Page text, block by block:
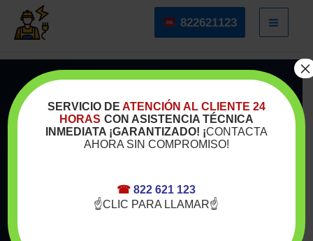
822621123
ELECTRICISTAS EN TACORONTE
Electricistas en Tacoronte—
Servicio 24 Horas
Electricistas profesionales y técnicos de
electrodomésticos a domicilio en todo el
municipio de Tacoronte: casco urbano,
SERVICIO DE ATENCIÓN AL CLIENTE 24
HORAS CON ASISTENCIA TÉCNICA
INMEDIATA ¡GARANTIZADO! ¡CONTACTA
AHORA SIN COMPROMISO!
☎ 822 621 123
☝CLIC PARA LLAMAR☝
×